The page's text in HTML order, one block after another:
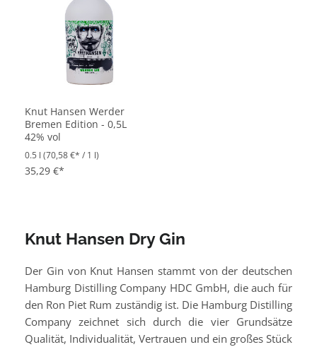
Knut Hansen Werder
Bremen Edition - 0,5L
42% vol
0.5 l (70,58 €* / 1 l)
35,29 €*
Knut Hansen Dry Gin
Der Gin von Knut Hansen stammt von der deutschen
Hamburg Distilling Company HDC GmbH, die auch für
den Ron Piet Rum zuständig ist. Die Hamburg Distilling
Company zeichnet sich durch die vier Grundsätze
Qualität, Individualität, Vertrauen und ein großes Stück